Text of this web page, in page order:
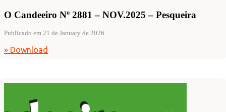
O Candeeiro Nº 2881 – NOV.2025 – Pesqueira
Publicado em 21 de January de 2026
» Download